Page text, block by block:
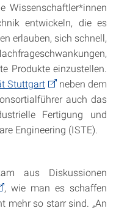
Wissenschaftler*innen
entwickeln, die es
erlauben, sich schnell,
Produkte einzustellen.
Stuttgart
neben dem
auch das
Fertigung und
Engineering (ISTE).
aus Diskussionen
, wie man es schaffen
mehr so starr sind. „An